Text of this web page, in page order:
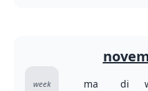
week ma di